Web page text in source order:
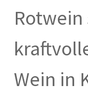
Wein in